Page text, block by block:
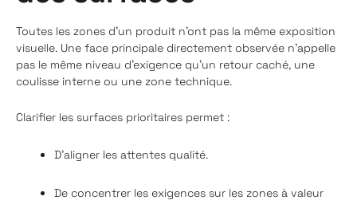
Toutes les zones d’un produit n’ont pas la même exposition
visuelle. Une face principale directement observée n’appelle
pas le même niveau d’exigence qu’un retour caché, une
coulisse interne ou une zone technique.
Clarifier les surfaces prioritaires permet :
D’aligner les attentes qualité.
De concentrer les exigences sur les zones à valeur